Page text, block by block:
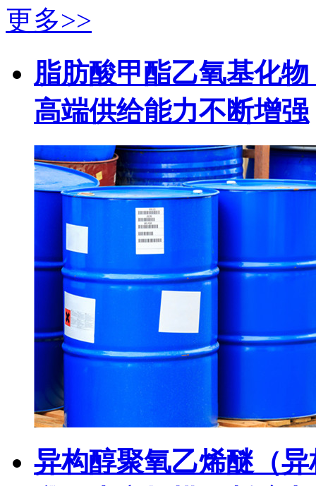
更多>>
脂肪酸甲酯乙氧基化
高端供给能力不断增强
异构醇聚氧乙烯醚（